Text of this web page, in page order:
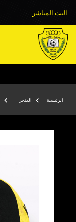
البث المباشر
الرئيسية المتجر